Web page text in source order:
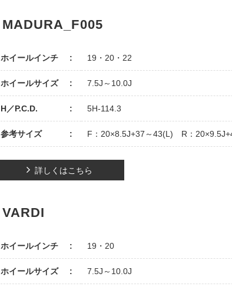
MADURA_F005
ホイールインチ 19・20・22
ホイールサイズ 7.5J～10.0J
H／P.C.D. 5H-114.3
参考サイズ F：20×8.5J+37～43(L) R：
詳しくはこちら
VARDI
ホイールインチ 19・20
ホイールサイズ 7.5J～10.0J